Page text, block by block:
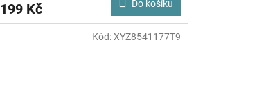
199 Kč Do košíku
Kód:XYZ8541177T9